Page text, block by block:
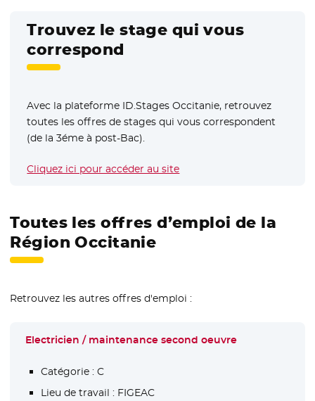
Trouvez le stage qui vous
correspond
Avec la plateforme ID.Stages Occitanie, retrouvez
toutes les offres de stages qui vous correspondent
(de la 3éme à post-Bac).
Cliquez ici pour accéder au site
Toutes les offres d’emploi de la
Région Occitanie
Retrouvez les autres offres d'emploi :
Electricien / maintenance second oeuvre
Catégorie : C
Lieu de travail : FIGEAC